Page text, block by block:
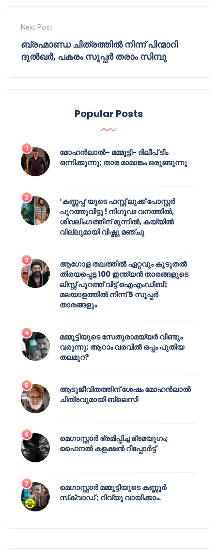
Next Post
ബ്രഹ്മാണ്ഡ ചിത്രത്തിൽ നിന്ന് പിന്മാറി
ദുൽഖർ, പകരം സൂപ്പർ തരാം സിമ്പു
Popular Posts
മോഹൻലാൽ- മമ്മൂട്ടി- ദിലീപ് ടീം
ഒന്നിക്കുന്നു; താര മാമാങ്കം ഒരുങ്ങുന്നു
‘കണ്ണപ്പ’യുടെ ഫസ്റ്റ് ലുക്ക് പോസ്റ്റർ
പുറത്തുവിട്ടു ! നിഗൂഢ വനത്തിൽ,
ശിവലിംഗത്തിന് മുന്നിൽ, കയ്യിൽ
വില്ലുമായി വിഷ്ണു മഞ്ചു
ആഗോള തലത്തിൽ ഏറ്റവും കൂടുതൽ
തിരയപ്പെട്ട 100 ഇന്ത്യൻ താരങ്ങളുടെ
ലിസ്റ്റ് പുറത്ത് വിട്ട് ഐഎംഡിബി;
മലയാളത്തിൽ നിന്ന് 5 സൂപ്പർ
താരങ്ങളും
മമ്മൂട്ടിയുടെ സേതുരാമയ്യർ വീണ്ടും
വരുന്നു; ആറാം വരവിൽ ഒപ്പം പുതിയ
തലമുറ?
ആടുജീവിതത്തിന് ശേഷം മോഹൻലാൽ
ചിത്രവുമായി ബ്ലെസി
മെഗാസ്റ്റാർ ഭ്രമിപ്പിച്ച ഭ്രമയുഗം;
ഫൈനൽ കളക്ഷൻ റിപ്പോർട്ട്
മെഗാസ്റ്റാർ മമ്മൂട്ടിയുടെ കണ്ണൂർ
സ്‌ക്വാഡ് ; റിവ്യൂ വായിക്കാം.